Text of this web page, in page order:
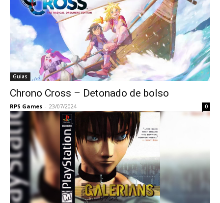
Guias
Chrono Cross – Detonado de bolso
RPS Games - 23/07/2024 0